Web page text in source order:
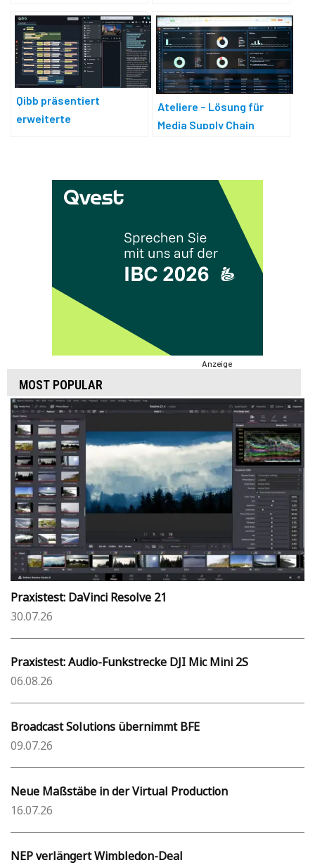
Qibb präsentiert
erweiterte
Ateliere – Lösung für
Media Supply Chain
Anzeige
MOST POPULAR
Praxistest: DaVinci Resolve 21
30.07.26
Praxistest: Audio-Funkstrecke DJI Mic Mini 2S
06.08.26
Broadcast Solutions übernimmt BFE
09.07.26
Neue Maßstäbe in der Virtual Production
16.07.26
NEP verlängert Wimbledon-Deal